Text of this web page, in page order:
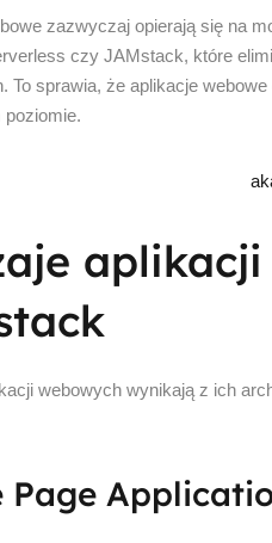
zazwyczaj opierają się na
czy JAMstack, które
To sprawia, że aplikacje
webowych wynikają z ich
Page